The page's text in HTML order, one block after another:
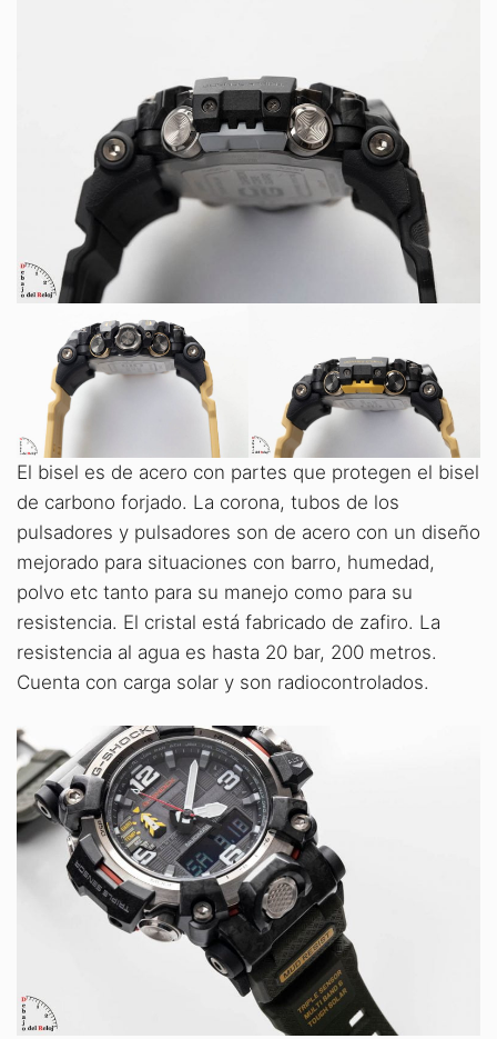
El bisel es de acero con partes que protegen el bisel
de carbono forjado. La corona, tubos de los
pulsadores y pulsadores son de acero con un diseño
mejorado para situaciones con barro, humedad,
polvo etc tanto para su manejo como para su
resistencia. El cristal está fabricado de zafiro. La
resistencia al agua es hasta 20 bar, 200 metros.
Cuenta con carga solar y son radiocontrolados.